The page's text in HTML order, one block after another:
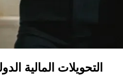
التحويلات المالية